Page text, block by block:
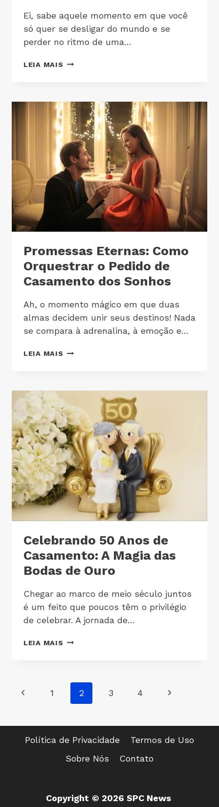
Ei, sabe aquele momento em que você
só quer se desligar do mundo e se
perder no ritmo de uma…
LEIA MAIS
Promessas Eternas: Como
Orquestrar o Pedido de
Casamento dos Sonhos
Ah, o momento mágico em que duas
almas decidem unir seus destinos! Nada
se compara à adrenalina, à emoção e…
LEIA MAIS
Celebrando 50 Anos de
Casamento: A Magia das
Bodas de Ouro
Chegar ao marco de meio século juntos
é um feito que poucos têm o privilégio
de celebrar. A jornada de…
LEIA MAIS
1 2 3 4
Política de Privacidade
Termos de Uso
Sobre Nós
Contato
Copyright © 2026 SPC News